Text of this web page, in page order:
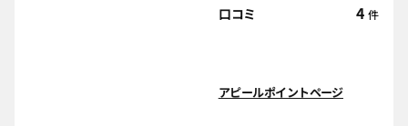
口コミ
4 件
アピールポイントページ